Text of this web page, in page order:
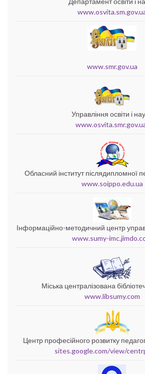
www.smr.gov.ua
Управління освіти і
Обласний інститут післядипломної
www.soippo.edu.ua
Інформаційно-методичний центр
www.sumy-
Міська централізована
www.libsumy.com
Центр професійного розвитку
sites.google.com/view/